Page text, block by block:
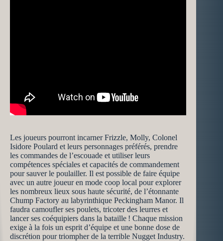
Les joueurs pourront incarner Frizzle, Molly, Colonel
Isidore Poulard et leurs personnages préférés, prendre
les commandes de l’escouade et utiliser leurs
compétences spéciales et capacités de commandement
pour sauver le poulailler. Il est possible de faire équipe
avec un autre joueur en mode coop local pour explorer
les nombreux lieux sous haute sécurité, de l’étonnante
Chump Factory au labyrinthique Peckingham Manor. Il
faudra camoufler ses poulets, tricoter des leurres et
lancer ses coéquipiers dans la bataille ! Chaque mission
exige à la fois un esprit d’équipe et une bonne dose de
discrétion pour triompher de la terrible Nugget Industry.